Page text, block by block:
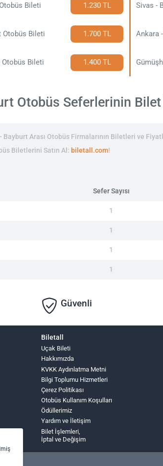
Bileti 1.230 TL Sivas -
Otobüs Bileti 1.700 TL Ankara
Otobüs Bileti 1.400 TL
Otobüs Seferlerinin Bilet
Arası Otobüs Firmalarının Biletleri ve
Biletlerini Satın Al: biletall.com!
Sefer Sayısı
1
1
1
1
Güvenli
Biletall
Uçak Bileti
Hakkımızda
KVKK Aydınlatma Metni
Bilgi Toplumu Hizmetleri
Çerez Politikası
Otobüs Kullanım Koşulları
Ödüllerimiz
Yardım ve İletişim
Bilet İşlemleri,
İptal ve Değişim